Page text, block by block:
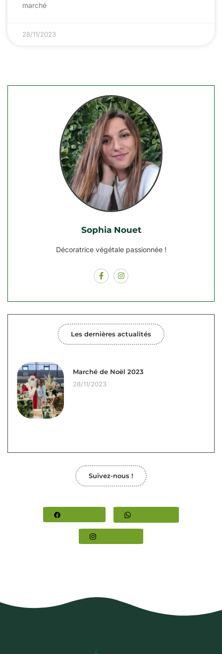
marché
28/11/2023
Sophia Nouet
Décoratrice végétale passionnée !
Les dernières actualités
Marché de Noël 2023
28/11/2023
Suivez-nous !